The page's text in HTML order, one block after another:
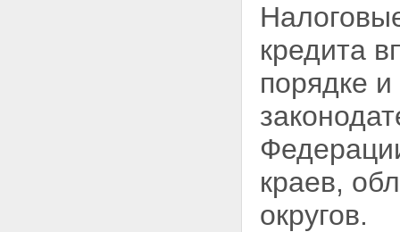
кредита
порядке
краев,
округов.